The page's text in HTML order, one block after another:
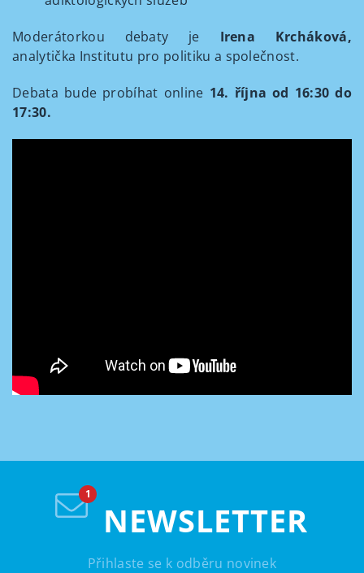
Moderátorkou debaty je Irena Krcháková,
analytička Institutu pro politiku a společnost.
Debata bude probíhat online 14. října od 16:30 do
17:30.
NEWSLETTER
Přihlaste se k odběru novinek